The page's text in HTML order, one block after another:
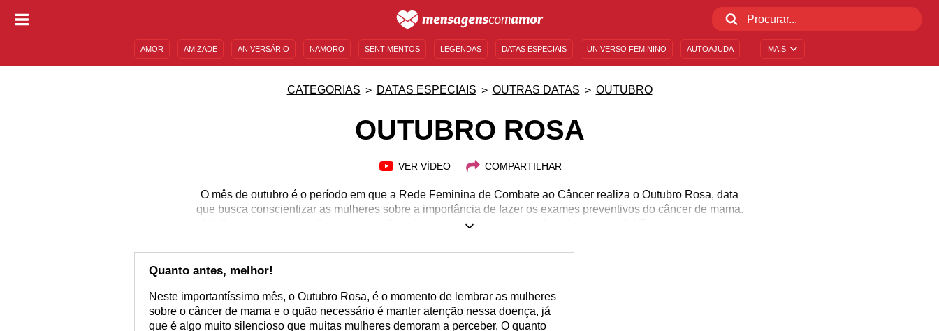
MAIS
AMOR AMIZADE ANIVERSÁRIO NAMORO SENTIMENTOS LEGENDAS DATAS ESPECIAIS UNIVERSO FEMININO AUTOAJUDA
CATEGORIAS DATAS ESPECIAIS OUTRAS DATAS OUTUBRO
OUTUBRO ROSA
VER VÍDEO COMPARTILHAR
O mês de outubro é o período em que a Rede Feminina de Combate ao Câncer realiza o Outubro Rosa, data
que busca conscientizar as mulheres sobre a importância de fazer os exames preventivos do câncer de mama.
Infelizmente muitas mulheres ainda não sabem que o autoexame pode salvar uma vida! Tocar os seios, seja
indicar a presença de um câncer. Que tal promover o autocuidado e fomentar a importância de estar sempre
atento ao seu corpo? Confira mensagens para comemorar e espalhar a ideia do Outubro Rosa! Lute por essa
Quanto antes, melhor!
Neste importantíssimo mês, o Outubro Rosa, é o momento de lembrar as mulheres
sobre o câncer de mama e o quão necessário é manter atenção nessa doença, já
que é algo muito silencioso que muitas mulheres demoram a perceber. O quanto